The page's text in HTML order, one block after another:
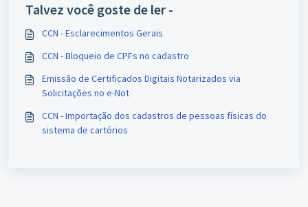
Talvez você goste de ler -
CCN - Esclarecimentos Gerais
CCN - Bloqueio de CPFs no cadastro
Emissão de Certificados Digitais Notarizados via
Solicitações no e-Not
CCN - Importação dos cadastros de pessoas físicas do
sistema de cartórios